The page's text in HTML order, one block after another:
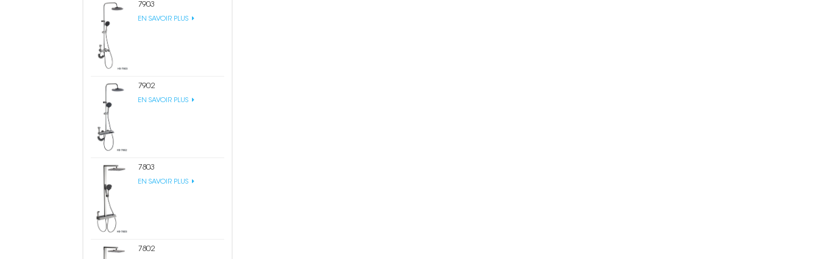
7903
EN SAVOIR PLUS
7902
EN SAVOIR PLUS
7803
EN SAVOIR PLUS
7802